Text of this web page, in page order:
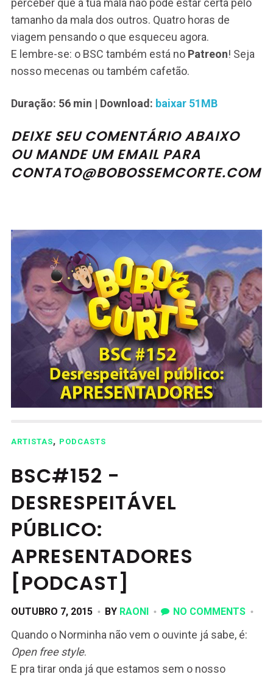
perceber que a tua mala não pode estar certa pelo
tamanho da mala dos outros. Quatro horas de
viagem pensando o que esqueceu agora.
E lembre-se: o BSC também está no Patreon! Seja
nosso mecenas ou também cafetão.
Duração: 56 min | Download: baixar 51MB
DEIXE SEU COMENTÁRIO ABAIXO
OU MANDE UM EMAIL PARA
CONTATO@BOBOSSEMCORTE.COM
ARTISTAS, PODCASTS
BSC#152 -
DESRESPEITÁVEL
PÚBLICO:
APRESENTADORES
[PODCAST]
OUTUBRO 7, 2015 BY RAONI NO COMMENTS
Quando o Norminha não vem o ouvinte já sabe, é:
Open free style.
E pra tirar onda já que estamos sem o nosso